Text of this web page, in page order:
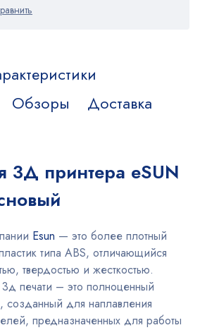
Обзоры
Доставка
3Д принтера eSUN
Esun — это более плотный
типа ABS, отличающийся
твердостью и жесткостью.
печати – это полноценный
созданный для наплавления
предназначенных для работы